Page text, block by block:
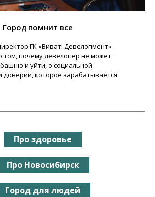
Город помнит все
ГК «Виват! Девелопмент»
том, почему девелопер не может
и уйти, о социальной
доверии, которое зарабатывается
Про здоровье
Про Новосибирск
Город для людей